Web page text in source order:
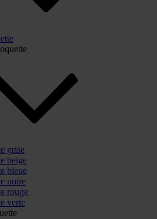
grise
beige
bleue
noire
rouge
verte